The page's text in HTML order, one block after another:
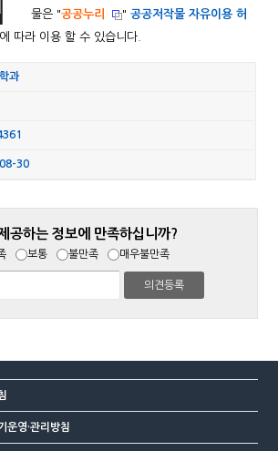
물은 "공공누리 "공공저작물 자유이용 허
따라 이용 할 수 있습니다.
과
30
공하는 정보에 만족하십니까?
보통 불만족 매우불만족
운영·관리방침